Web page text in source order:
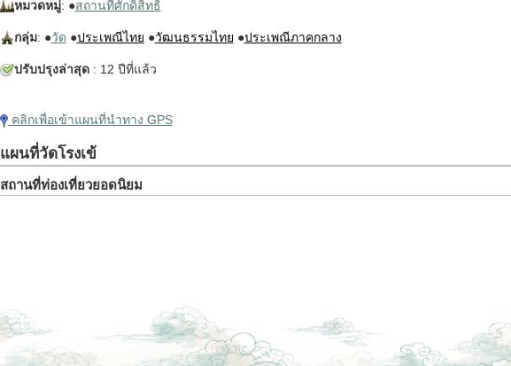
หมวดหมู่: ●สถานที่ศักดิ์สิทธิ์
กลุ่ม: ●วัด ●ประเพณีไทย ●วัฒนธรรมไทย ●ประเพณีภาคกลาง
ปรับปรุงล่าสุด: 12 ปีที่แล้ว
คลิกเพื่อเข้าแผนที่นำทาง GPS
แผนที่วัดโรงเข้
สถานที่ท่องเที่ยวยอดนิยม